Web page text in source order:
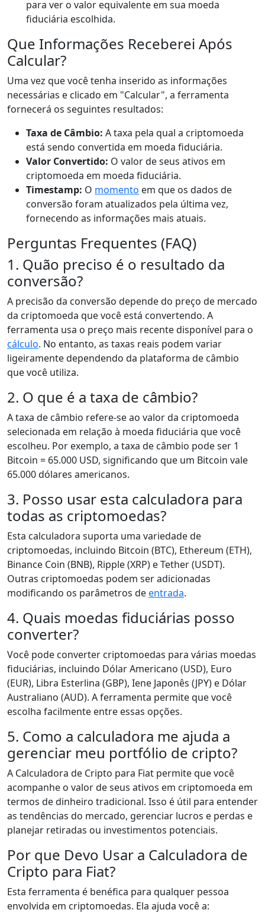
para ver o valor equivalente em sua moeda
fiduciária escolhida.
Que Informações Receberei Após
Calcular?
Uma vez que você tenha inserido as informações
necessárias e clicado em "Calcular", a ferramenta
fornecerá os seguintes resultados:
Taxa de Câmbio: A taxa pela qual a criptomoeda
está sendo convertida em moeda fiduciária.
Valor Convertido: O valor de seus ativos em
criptomoeda em moeda fiduciária.
Timestamp: O momento em que os dados de
conversão foram atualizados pela última vez,
fornecendo as informações mais atuais.
Perguntas Frequentes (FAQ)
1. Quão preciso é o resultado da
conversão?
A precisão da conversão depende do preço de mercado
da criptomoeda que você está convertendo. A
ferramenta usa o preço mais recente disponível para o
cálculo. No entanto, as taxas reais podem variar
ligeiramente dependendo da plataforma de câmbio
que você utiliza.
2. O que é a taxa de câmbio?
A taxa de câmbio refere-se ao valor da criptomoeda
selecionada em relação à moeda fiduciária que você
escolheu. Por exemplo, a taxa de câmbio pode ser 1
Bitcoin = 65.000 USD, significando que um Bitcoin vale
65.000 dólares americanos.
3. Posso usar esta calculadora para
todas as criptomoedas?
Esta calculadora suporta uma variedade de
criptomoedas, incluindo Bitcoin (BTC), Ethereum (ETH),
Binance Coin (BNB), Ripple (XRP) e Tether (USDT).
Outras criptomoedas podem ser adicionadas
modificando os parâmetros deentrada.
4. Quais moedas fiduciárias posso
converter?
Você pode converter criptomoedas para várias moedas
fiduciárias, incluindo Dólar Americano (USD), Euro
(EUR), Libra Esterlina (GBP), Iene Japonês (JPY) e Dólar
Australiano (AUD). A ferramenta permite que você
escolha facilmente entre essas opções.
5. Como a calculadora me ajuda a
gerenciar meu portfólio de cripto?
A Calculadora de Cripto para Fiat permite que você
acompanhe o valor de seus ativos em criptomoeda em
termos de dinheiro tradicional. Isso é útil para entender
as tendências do mercado, gerenciar lucros e perdas e
planejar retiradas ou investimentos potenciais.
Por que Devo Usar a Calculadora de
Cripto para Fiat?
Esta ferramenta é benéfica para qualquer pessoa
envolvida em criptomoedas. Ela ajuda você a: